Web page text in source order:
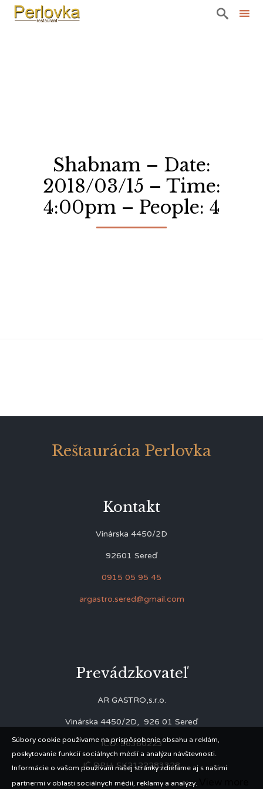

Shabnam – Date:
2018/03/15 – Time:
4:00pm – People: 4
Reštaurácia Perlovka
Kontakt
Vinárska 4450/2D
92601 Sereď
0915 05 95 45
argastro.sered@gmail.com
Prevádzkovateľ
AR GASTRO,s.r.o.
Vinárska 4450/2D, 926 01 Sereď
IČO: 56360223
IČ DPH: SK2122283328
Súbory cookie používame na prispôsobenie obsahu a reklám,
poskytovanie funkcií sociálnych médií a analýzu návštevnosti.
Informácie o vašom používaní našej stránky zdieľame aj s našimi
partnermi v oblasti sociálnych médií, reklamy a analýzy.